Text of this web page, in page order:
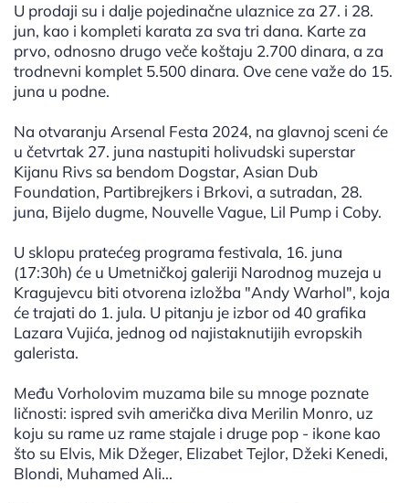
U prodaji su i dalje pojedinačne ulaznice za 27. i 28.
jun, kao i kompleti karata za sva tri dana. Karte za
prvo, odnosno drugo veče koštaju 2.700 dinara, a za
trodnevni komplet 5.500 dinara. Ove cene važe do 15.
juna u podne.
Na otvaranju Arsenal Festa 2024, na glavnoj sceni će
u četvrtak 27. juna nastupiti holivudski superstar
Kijanu Rivs sa bendom Dogstar, Asian Dub
Foundation, Partibrejkers i Brkovi, a sutradan, 28.
juna, Bijelo dugme, Nouvelle Vague, Lil Pump i Coby.
U sklopu pratećeg programa festivala, 16. juna
(17:30h) će u Umetničkoj galeriji Narodnog muzeja u
Kragujevcu biti otvorena izložba "Andy Warhol", koja
će trajati do 1. jula. U pitanju je izbor od 40 grafika
Lazara Vujića, jednog od najistaknutijih evropskih
galerista.
Među Vorholovim muzama bile su mnoge poznate
ličnosti: ispred svih američka diva Merilin Monro, uz
koju su rame uz rame stajale i druge pop - ikone kao
što su Elvis, Mik Džeger, Elizabet Tejlor, Džeki Kenedi,
Blondi, Muhamed Ali...